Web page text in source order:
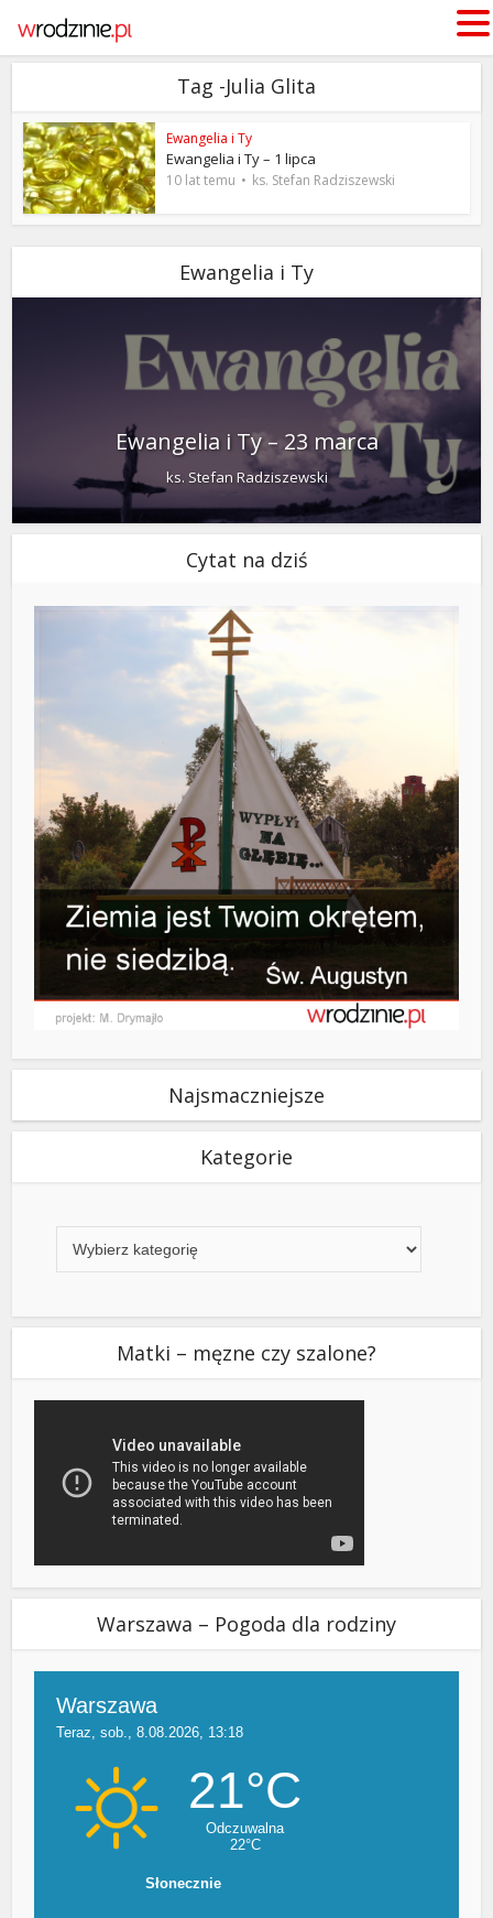
Tag -Julia Glita
Ewangelia i Ty
Ewangelia i Ty – 1 lipca
10 lat temu ks. Stefan Radziszewski
Ewangelia i Ty
Ewangelia i Ty – 23 marca
ks. Stefan Radziszewski
Cytat na dziś
Najsmaczniejsze
Kategorie
Matki – męzne czy szalone?
Warszawa – Pogoda dla rodziny